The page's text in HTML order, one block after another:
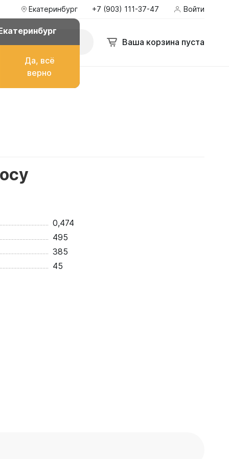
Екатеринбург
Да, всё
верно
+7 (903) 111-37-47 Войти
Ваша корзина пуста
топлива
0,474
495
385
45